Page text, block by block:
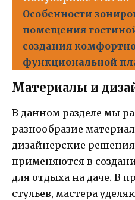
Особенности
помещения
создания
функциональной
Материалы и
В данном разделе мы
разнообразие
дизайнерские
применяются в
для отдыха на даче. В
стульев, мастера